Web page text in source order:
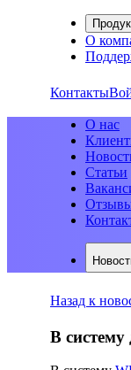
О
Контакты
О нас
Статьи
Назад к
В